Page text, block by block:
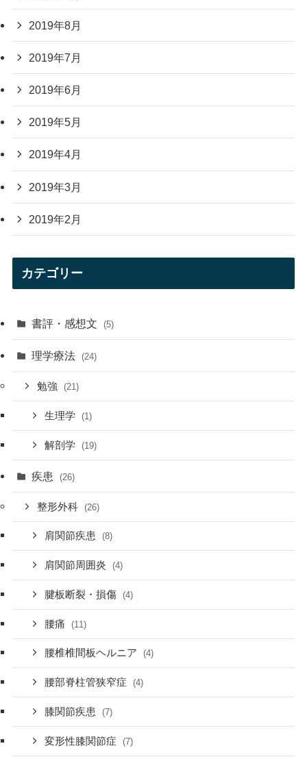
2019年8月
2019年7月
2019年6月
2019年5月
2019年4月
2019年3月
2019年2月
カテゴリー
書評・感想文 (5)
理学療法 (24)
勉強 (21)
生理学 (1)
解剖学 (19)
疾患 (26)
整形外科 (26)
肩関節疾患 (8)
肩関節周囲炎 (4)
腱板断裂・損傷 (4)
腰痛 (11)
腰椎椎間板ヘルニア (4)
腰部脊柱管狭窄症 (4)
膝関節疾患 (7)
変形性膝関節症 (7)